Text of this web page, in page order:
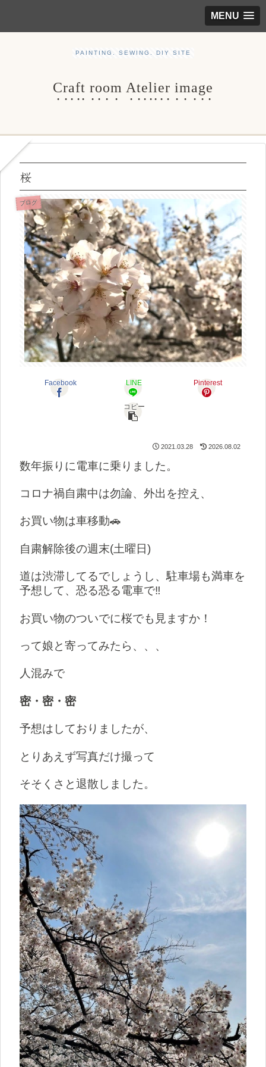
MENU
PAINTING. SEWING. DIY SITE
Craft room Atelier image
桜
ブログ
Facebook LINE Pinterest
コピー
2021.03.28 2026.08.02
数年振りに電車に乗りました。
コロナ禍自粛中は勿論、外出を控え、
お買い物は車移動🚗
自粛解除後の週末(土曜日)
道は渋滞してるでしょうし、駐車場も満車を
予想して、恐る恐る電車で‼️
お買い物のついでに桜でも見ますか！
って娘と寄ってみたら、、、
人混みで
密・密・密
予想はしておりましたが、
とりあえず写真だけ撮って
そそくさと退散しました。